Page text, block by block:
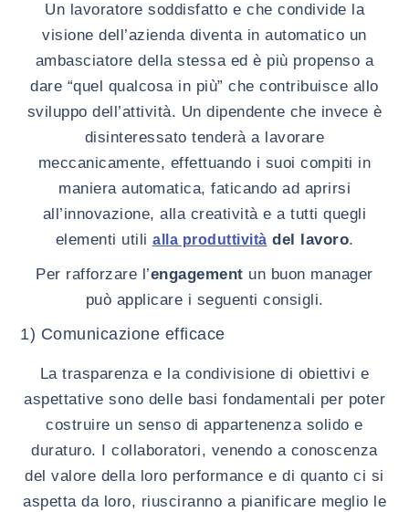
Un lavoratore soddisfatto e che condivide la
visione dell’azienda diventa in automatico un
ambasciatore della stessa ed è più propenso a
dare “quel qualcosa in più” che contribuisce allo
sviluppo dell’attività. Un dipendente che invece è
disinteressato tenderà a lavorare
meccanicamente, effettuando i suoi compiti in
maniera automatica, faticando ad aprirsi
all’innovazione, alla creatività e a tutti quegli
elementi utili alla produttività del lavoro.
Per rafforzare l’engagement un buon manager
può applicare i seguenti consigli.
1) Comunicazione efficace
La trasparenza e la condivisione di obiettivi e
aspettative sono delle basi fondamentali per poter
costruire un senso di appartenenza solido e
duraturo. I collaboratori, venendo a conoscenza
del valore della loro performance e di quanto ci si
aspetta da loro, riusciranno a pianificare meglio le